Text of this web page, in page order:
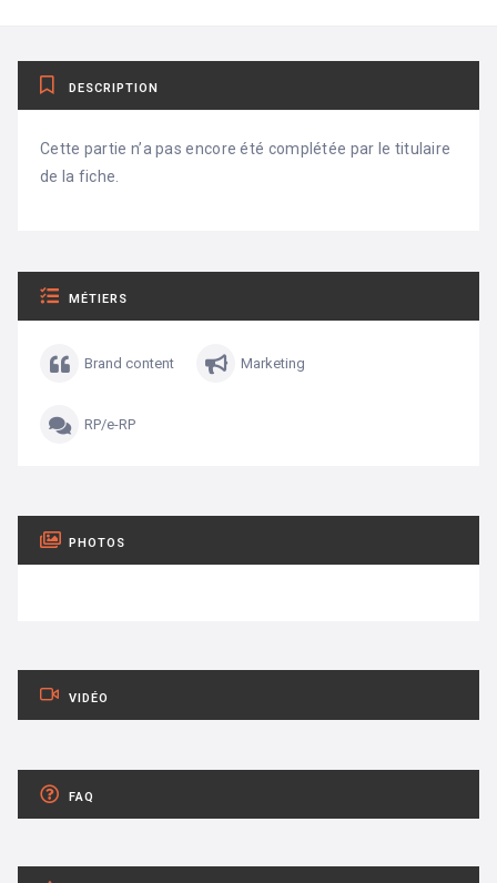
DESCRIPTION
Cette partie n’a pas encore été complétée par le titulaire
de la fiche.
MÉTIERS
Brand content Marketing
RP/e-RP
PHOTOS
VIDÉO
FAQ